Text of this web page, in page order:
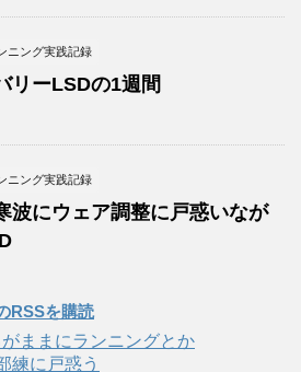
ニング実践記録
リーLSDの1週間
ニング実践記録
波にウェア調整に戸惑いなが
RSSを購読
ままにランニングとか
練に戸惑う